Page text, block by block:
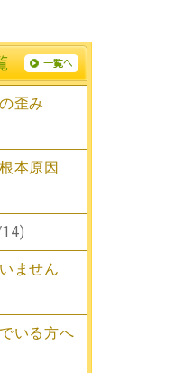
歪み
本原因
ません
いる方へ